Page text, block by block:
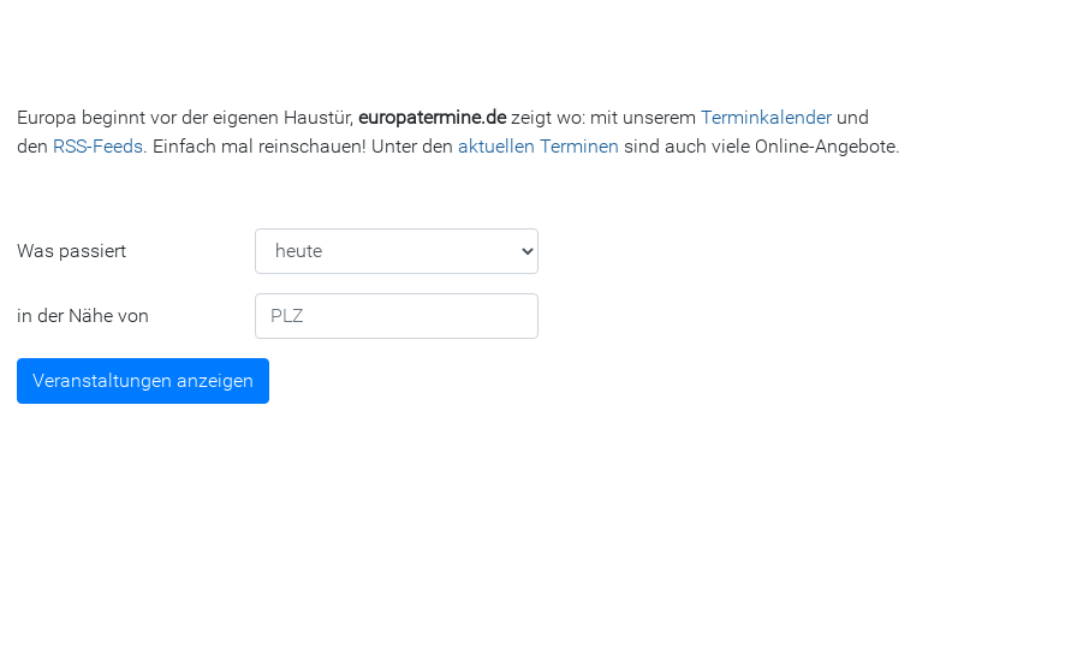
Europa beginnt vor der eigenen Haustür, europatermine.dezeigt wo: mit unserem Terminkalenderund
den RSS-Feeds. Einfach mal reinschauen! Unter den aktuellen Terminen sind auch viele Online-Angebote.
Was passiert
in der Nähe von
Veranstaltungen anzeigen